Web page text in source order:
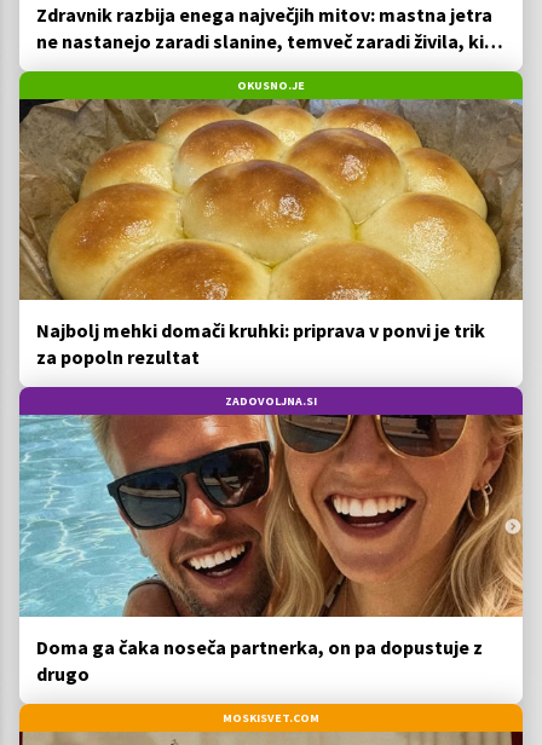
Zdravnik razbija enega največjih mitov: mastna jetra
ne nastanejo zaradi slanine, temveč zaradi živila, ki
ga imamo vsi radi
OKUSNO.JE
Najbolj mehki domači kruhki: priprava v ponvi je trik
za popoln rezultat
ZADOVOLJNA.SI
Doma ga čaka noseča partnerka, on pa dopustuje z
drugo
MOSKISVET.COM